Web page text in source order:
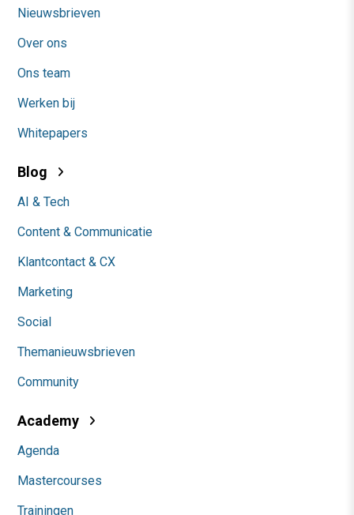
Nieuwsbrieven
Over ons
Ons team
Werken bij
Whitepapers
Blog
AI & Tech
Content & Communicatie
Klantcontact & CX
Marketing
Social
Themanieuwsbrieven
Community
Academy
Agenda
Mastercourses
Trainingen